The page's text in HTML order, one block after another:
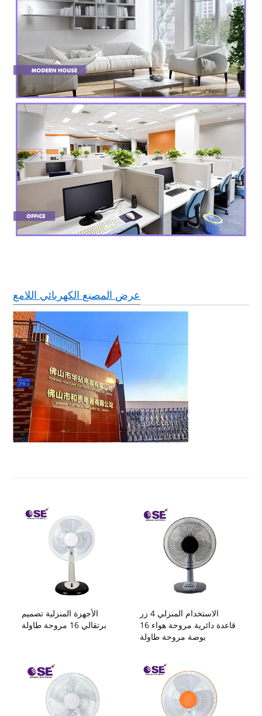
عرض المصنع الكهربائي اللامع
الأجهزة المنزلية تصميم
برتقالي 16 مروحة طاولة
الاستخدام المنزلي 4 زر
قاعدة دائرية مروحة هواء 16
بوصة مروحة طاولة